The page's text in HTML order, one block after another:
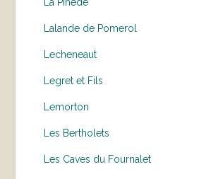
Lalande de Pomerol
Lecheneaut
Legret et Fils
Lemorton
Les Bertholets
Les Caves du Fournalet